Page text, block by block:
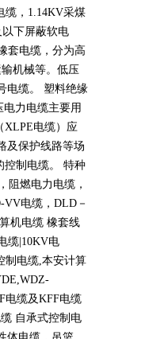
， 1.14KV采煤
以下屏蔽软电
套电缆，分为高
机械等。低压
电缆。 塑料绝缘
电力电缆主要用
XLPE电缆）应
及保护线路等场
控制电缆。 特种
阻燃电力电缆，
VV电缆， DLD －
机电缆 橡套线
缆 |10KV电
制电缆,本安计算
电缆及KFF电缆
自承式控制电